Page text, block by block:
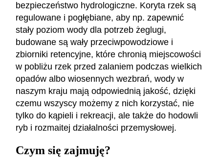
bezpieczeństwo hydrologiczne. Koryta rzek są
regulowane i pogłębiane, aby np. zapewnić
stały poziom wody dla potrzeb żeglugi,
budowane są wały przeciwpowodziowe i
zbiorniki retencyjne, które chronią miejscowości
w pobliżu rzek przed zalaniem podczas wielkich
opadów albo wiosennych wezbrań, wody w
naszym kraju mają odpowiednią jakość, dzięki
czemu wszyscy możemy z nich korzystać, nie
tylko do kąpieli i rekreacji, ale także do hodowli
ryb i rozmaitej działalności przemysłowej.
Czym się zajmuję?